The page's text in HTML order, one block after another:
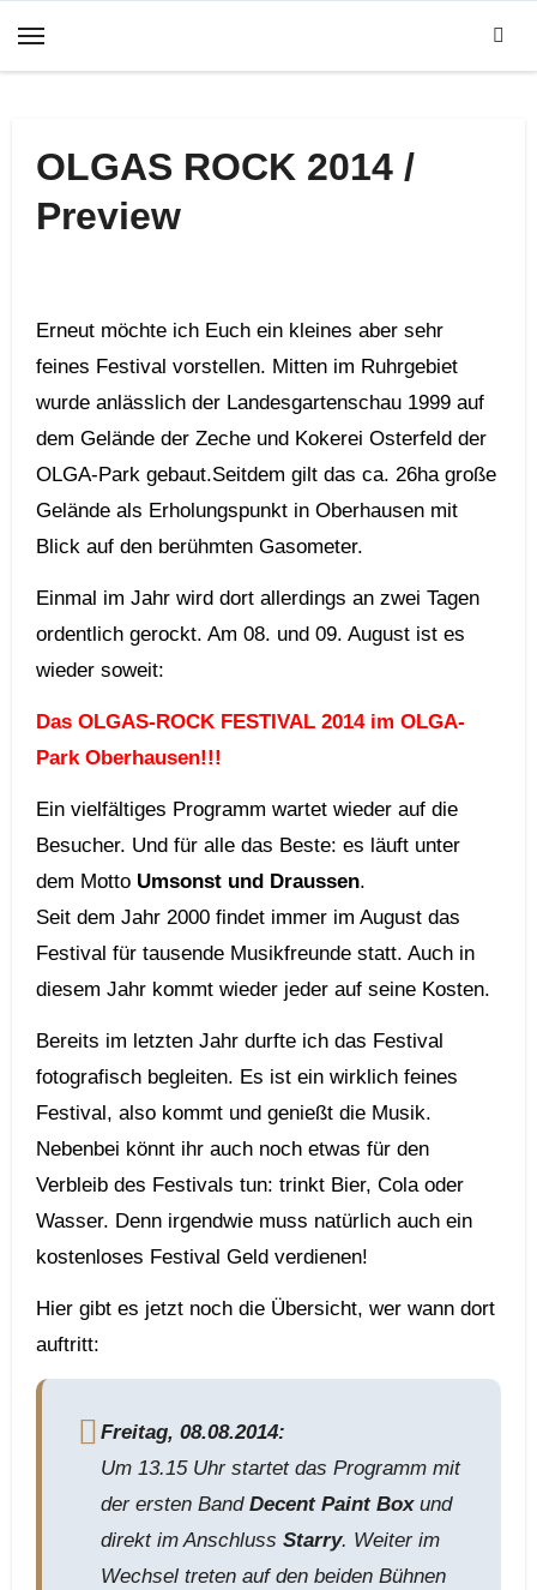
Inhalt
OLGAS ROCK 2014 /
Preview
Erneut möchte ich Euch ein kleines aber sehr
feines Festival vorstellen. Mitten im Ruhrgebiet
wurde anlässlich der Landesgartenschau 1999 auf
dem Gelände der Zeche und Kokerei Osterfeld der
OLGA-Park gebaut.Seitdem gilt das ca. 26ha große
Gelände als Erholungspunkt in Oberhausen mit
Blick auf den berühmten Gasometer.
Einmal im Jahr wird dort allerdings an zwei Tagen
ordentlich gerockt. Am 08. und 09. August ist es
wieder soweit:
Das OLGAS-ROCK FESTIVAL 2014 im OLGA-
Park Oberhausen!!!
Ein vielfältiges Programm wartet wieder auf die
Besucher. Und für alle das Beste: es läuft unter
dem Motto Umsonst und Draussen.
Seit dem Jahr 2000 findet immer im August das
Festival für tausende Musikfreunde statt. Auch in
diesem Jahr kommt wieder jeder auf seine Kosten.
Bereits im letzten Jahr durfte ich das Festival
fotografisch begleiten. Es ist ein wirklich feines
Festival, also kommt und genießt die Musik.
Nebenbei könnt ihr auch noch etwas für den
Verbleib des Festivals tun: trinkt Bier, Cola oder
Wasser. Denn irgendwie muss natürlich auch ein
kostenloses Festival Geld verdienen!
Hier gibt es jetzt noch die Übersicht, wer wann dort
auftritt:
Freitag, 08.08.2014:
Um 13.15 Uhr startet das Programm mit
der ersten Band Decent Paint Boxund
direkt im Anschluss Starry. Weiter im
Wechsel treten auf den beiden Bühnen